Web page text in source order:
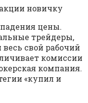
цены.
трейдеры,
свой рабочий
комиссии
компания.
«купил и